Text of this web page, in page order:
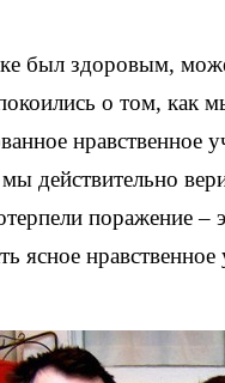
был здоровым,
о том, как
нравственное
действительно
поражение
ясное